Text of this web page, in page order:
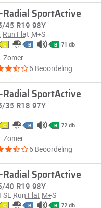
Radial SportActive
45 R19 98Y
Run Flat M+S
C B B 71 db
Zomer
6 Beoordeling
Radial SportActive
35 R18 97Y
C B B 72 db
Zomer
6 Beoordeling
Radial SportActive
40 R19 98Y
FSL Run Flat M+S
C B B 72 db